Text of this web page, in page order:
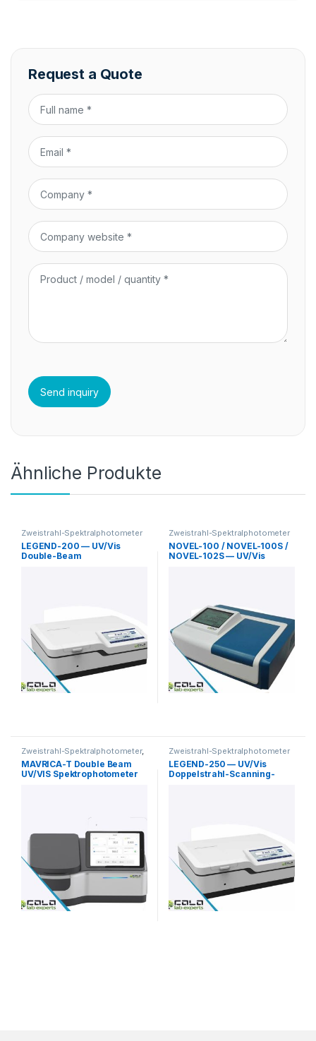
Request a Quote
Ähnliche Produkte
Zweistrahl-Spektralphotometer
LEGEND-200 — UV/Vis
Double-Beam
Zweistrahl-Spektralphotometer
NOVEL-100 / NOVEL-100S /
NOVEL-102S — UV/Vis
Zweistrahl-Spektralphotometer,
Spektralfotometer mit
Scanfunktion
MAVRICA-T Double Beam
UV/VIS Spektrophotometer
Zweistrahl-Spektralphotometer
LEGEND-250 — UV/Vis
Doppelstrahl-Scanning-